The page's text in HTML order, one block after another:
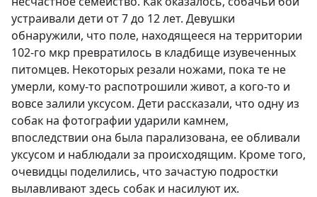
устраивали дети от 7 до 12 лет. Девушки
обнаружили, что поле, находящееся на территории
102-го мкр превратилось в кладбище изувеченных
питомцев. Некоторых резали ножами, пока те не
умерли, кому-то распотрошили живот, а кого-то и
вовсе залили уксусом. Дети рассказали, что одну из
собак на фотографии ударили камнем,
впоследствии она была парализована, ее обливали
уксусом и наблюдали за происходящим. Кроме того,
очевидцы поделились, что зачастую подростки
вылавливают здесь собак и насилуют их.